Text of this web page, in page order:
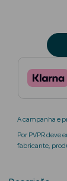
Beauty
Beauty
A campanha e
Por PVPR deve
fabricante,